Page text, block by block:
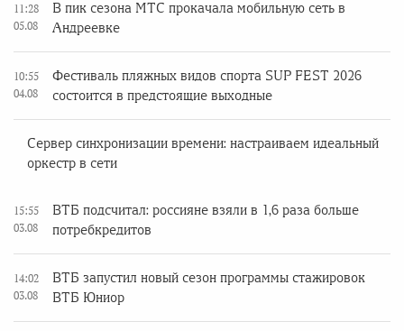
11:28
05.08
В пик сезона МТС прокачала мобильную сеть в
Андреевке
10:55
04.08
Фестиваль пляжных видов спорта SUP FEST 2026
состоится в предстоящие выходные
Сервер синхронизации времени: настраиваем идеальный
оркестр в сети
15:55
03.08
ВТБ подсчитал: россияне взяли в 1,6 раза больше
потребкредитов
14:02
03.08
ВТБ запустил новый сезон программы стажировок
ВТБ Юниор